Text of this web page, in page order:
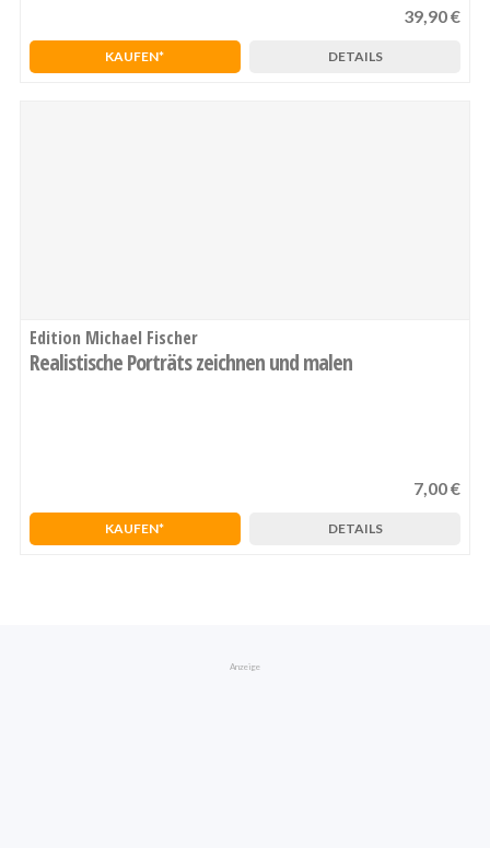
39,90 €
DETAILS
KAUFEN
Edition Michael Fischer
Realistische Porträts zeichnen und malen
7,00 €
DETAILS
KAUFEN
Anzeige